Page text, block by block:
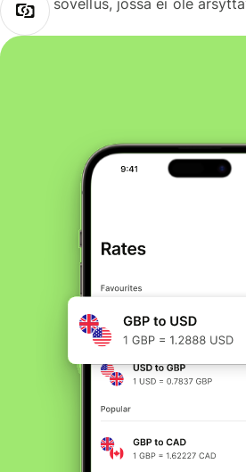
sovellus, jossa ei ole